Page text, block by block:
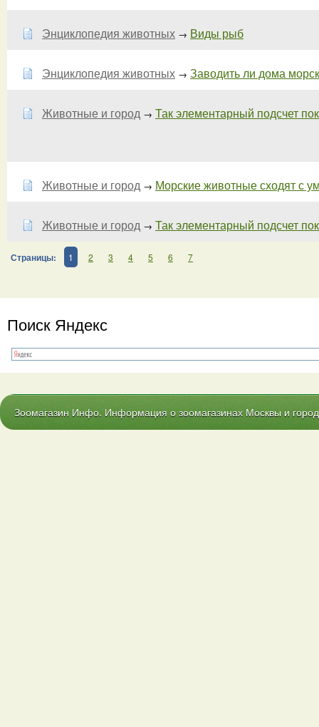
Энциклопедия животных → Виды рыб
Энциклопедия животных → Заводить ли дома
Животные и город → Так элементарный подсчет
Животные и город → Морские животные сходят с
Животные и город → Так элементарный подсчет
Страницы: 1 2 3 4 5 6 7
Поиск Яндекс
Зоомагазин Инфо. Информация о зоомагазинах Москвы и